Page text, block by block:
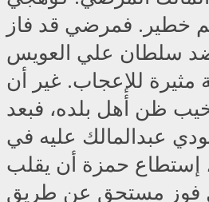
خطير. فمرضي قد فاز
ضد سلطان علي العويس
للإعجاب. غير أن
ظن أهل بلده، فبعد
عبدالمالك عليه في
إستطاع حمزة أن يقلب
فوز مستحق عن طريق